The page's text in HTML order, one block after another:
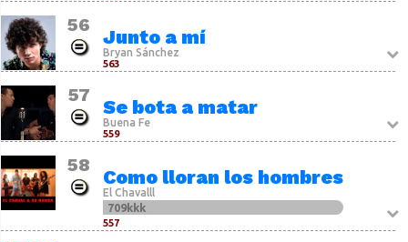
56
Junto a mí
Bryan Sánchez
563
57
Se bota a matar
Buena Fe
559
58
Como lloran los hombres
El Chavalll
709kkk
557